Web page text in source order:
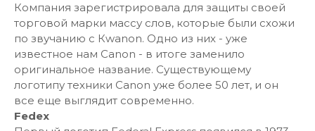
Компания зарегистрировала для защиты своей
торговой марки массу слов, которые были схожи
по звучанию с Кwanon. Одно из них - уже
известное нам Canon - в итоге заменило
оригинальное название. Существующему
логотипу техники Canon уже более 50 лет, и он
все еще выглядит современно.
Fedex